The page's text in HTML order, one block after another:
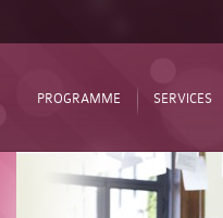
PROGRAMME SERVICES